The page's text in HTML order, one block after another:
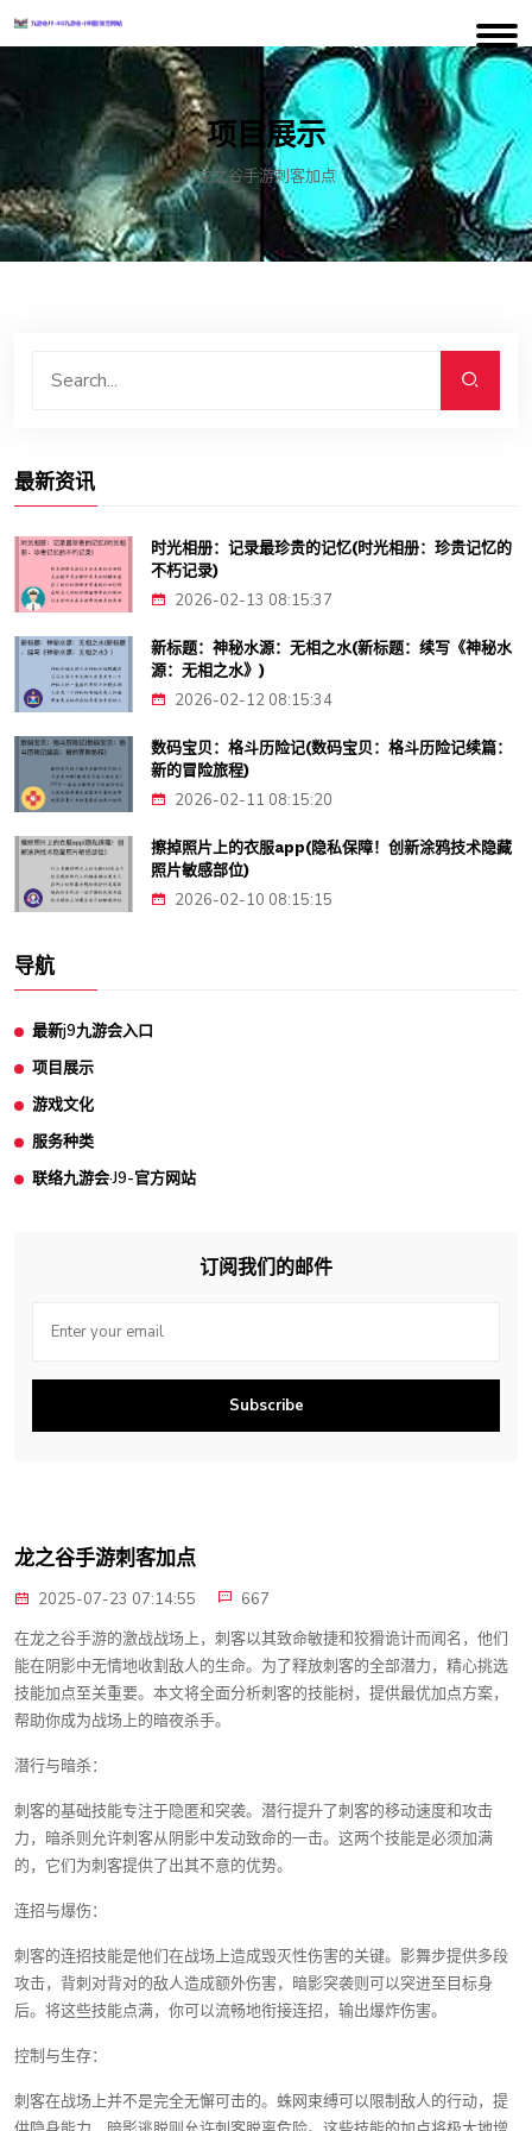
项目展示
龙之谷手游刺客加点
最新资讯
时光相册：记录最珍贵的记忆(时光相册：珍贵记忆的
不朽记录)
2026-02-13 08:15:37
新标题：神秘水源：无相之水(新标题：续写《神秘水
源：无相之水》)
2026-02-12 08:15:34
数码宝贝：格斗历险记(数码宝贝：格斗历险记续篇：
新的冒险旅程)
2026-02-11 08:15:20
擦掉照片上的衣服app(隐私保障！创新涂鸦技术隐藏
照片敏感部位)
2026-02-10 08:15:15
导航
最新j9九游会入口
项目展示
游戏文化
服务种类
联络九游会·J9-官方网站
订阅我们的邮件
Subscribe
龙之谷手游刺客加点
2025-07-23 07:14:55
667
在龙之谷手游的激战战场上，刺客以其致命敏捷和狡猾诡计而闻名，他们
能在阴影中无情地收割敌人的生命。为了释放刺客的全部潜力，精心挑选
技能加点至关重要。本文将全面分析刺客的技能树，提供最优加点方案，
帮助你成为战场上的暗夜杀手。
潜行与暗杀：
刺客的基础技能专注于隐匿和突袭。潜行提升了刺客的移动速度和攻击
力，暗杀则允许刺客从阴影中发动致命的一击。这两个技能是必须加满
的，它们为刺客提供了出其不意的优势。
连招与爆伤：
刺客的连招技能是他们在战场上造成毁灭性伤害的关键。影舞步提供多段
攻击，背刺对背对的敌人造成额外伤害，暗影突袭则可以突进至目标身
后。将这些技能点满，你可以流畅地衔接连招，输出爆炸伤害。
控制与生存：
刺客在战场上并不是完全无懈可击的。蛛网束缚可以限制敌人的行动，提